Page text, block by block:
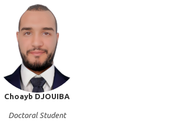
Choayb DJOUIBA
Doctoral Student